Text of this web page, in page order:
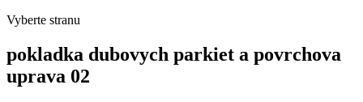
Vyberte stranu
pokladka dubovych parkiet a povrchova
uprava 02